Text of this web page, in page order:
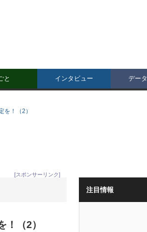
と インタビュー デー
を！（2）
[スポンサーリンク]
（2）
注目情報